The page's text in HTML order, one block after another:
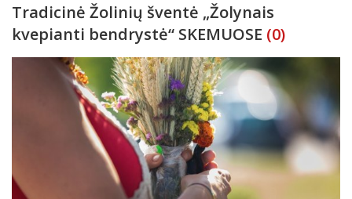
Tradicinė Žolinių šventė „Žolynais
kvepianti bendrystė“ SKEMUOSE (0)